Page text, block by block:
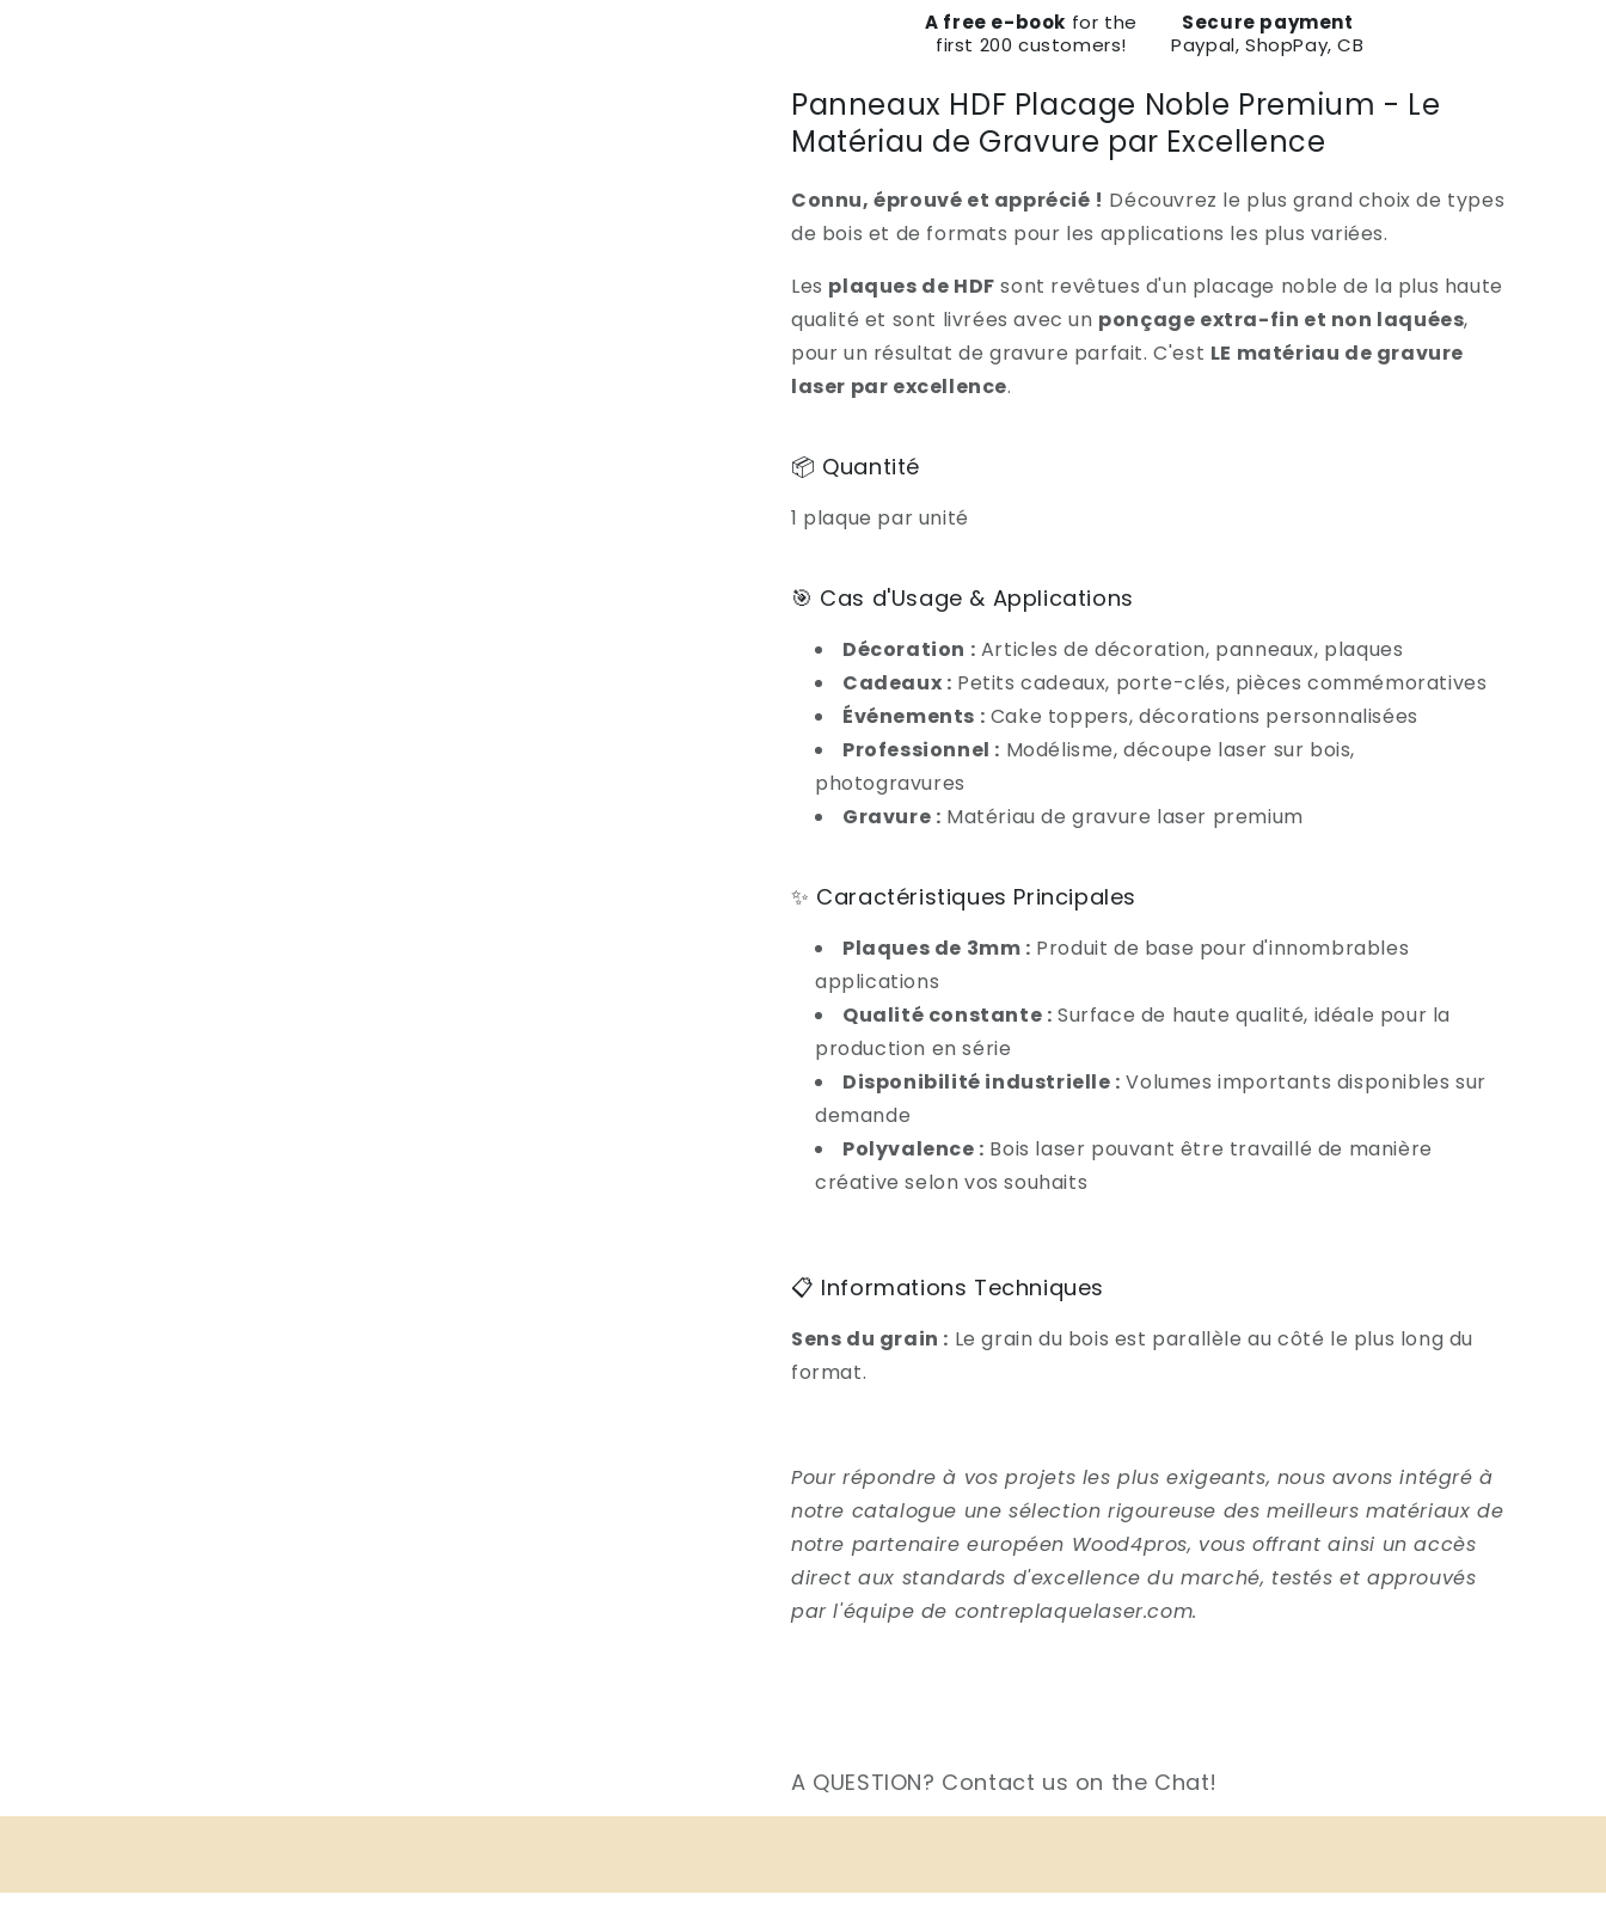
A free e-book for the
first 200 customers!
Secure payment
Paypal, ShopPay, CB
Panneaux HDF Placage Noble Premium - Le
Matériau de Gravure par Excellence
Connu, éprouvé et apprécié ! Découvrez le plus grand choix de types
de bois et de formats pour les applications les plus variées.
Les plaques de HDF sont revêtues d'un placage noble de la plus haute
qualité et sont livrées avec un ponçage extra-fin et non laquées,
pour un résultat de gravure parfait. C'est LE matériau de gravure
laser par excellence.
📦 Quantité
1 plaque par unité
🎯 Cas d'Usage & Applications
Décoration : Articles de décoration, panneaux, plaques
Cadeaux : Petits cadeaux, porte-clés, pièces commémoratives
Événements : Cake toppers, décorations personnalisées
Professionnel : Modélisme, découpe laser sur bois,
photogravures
Gravure : Matériau de gravure laser premium
✨ Caractéristiques Principales
Plaques de 3mm : Produit de base pour d'innombrables
applications
Qualité constante : Surface de haute qualité, idéale pour la
production en série
Disponibilité industrielle : Volumes importants disponibles sur
demande
Polyvalence : Bois laser pouvant être travaillé de manière
créative selon vos souhaits
📋 Informations Techniques
Sens du grain : Le grain du bois est parallèle au côté le plus long du
format.
Pour répondre à vos projets les plus exigeants, nous avons intégré à
notre catalogue une sélection rigoureuse des meilleurs matériaux de
notre partenaire européen Wood4pros, vous offrant ainsi un accès
direct aux standards d'excellence du marché, testés et approuvés
par l'équipe de contreplaquelaser.com.
A QUESTION? Contact us on the Chat!